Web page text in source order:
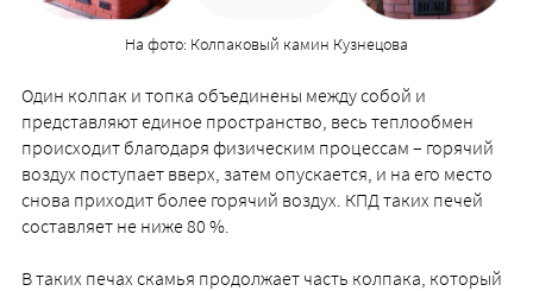
На фото: Колпаковый камин Кузнецова
Один колпак и топка объединены между собой и
представляют единое пространство, весь теплообмен
происходит благодаря физическим процессам – горячий
воздух поступает вверх, затем опускается, и на его место
снова приходит более горячий воздух. КПД таких печей
составляет не ниже 80 %.
В таких печах скамья продолжает часть колпака, который